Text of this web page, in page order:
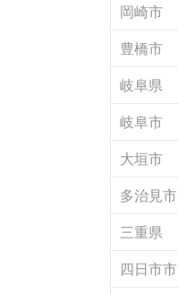
岡崎市
豊橋市
岐阜県
岐阜市
大垣市
多治見市
三重県
四日市市